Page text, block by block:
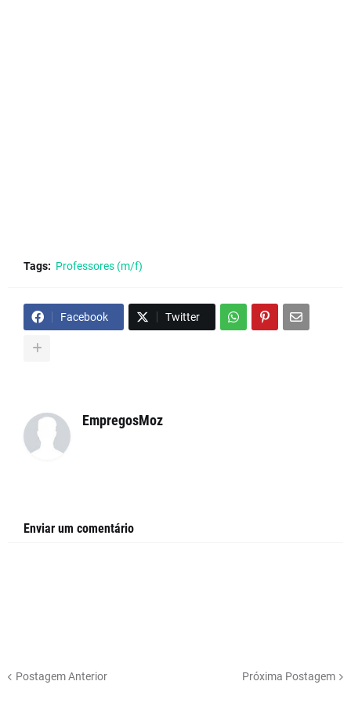
Tags: Professores (m/f)
Facebook Twitter
EmpregosMoz
Enviar um comentário
Postagem Anterior Próxima Postagem